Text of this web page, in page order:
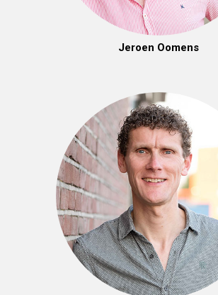
Jeroen Oomens